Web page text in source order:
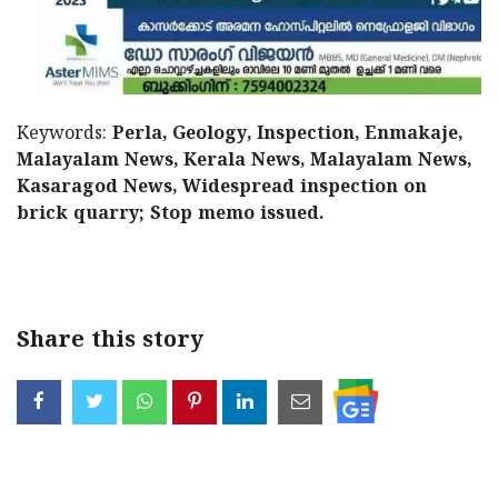
Keywords: Perla, Geology, Inspection, Enmakaje,
Malayalam News, Kerala News, Malayalam News,
Kasaragod News, Widespread inspection on
brick quarry; Stop memo issued.
Share this story